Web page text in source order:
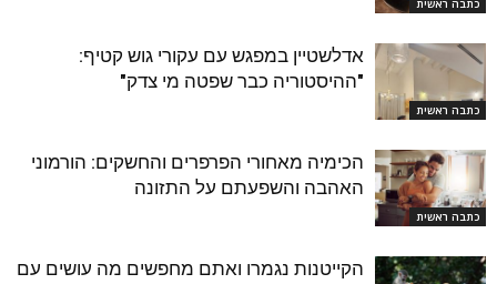
כתבה ראשית
כתבה ראשית
אדלשטיין במפגש עם עקורי גוש קטיף:
"ההיסטוריה כבר שפטה מי צדק"
כתבה ראשית
הכימיה מאחורי הפרפרים והחשקים: הורמוני
האהבה והשפעתם על התזונה
הקייטנות נגמרו ואתם מחפשים מה עושים עם